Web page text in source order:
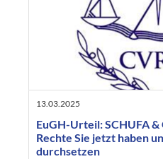
13.03.2025
EuGH-Urteil: SCHUFA
Rechte Sie jetzt haben
durchsetzen